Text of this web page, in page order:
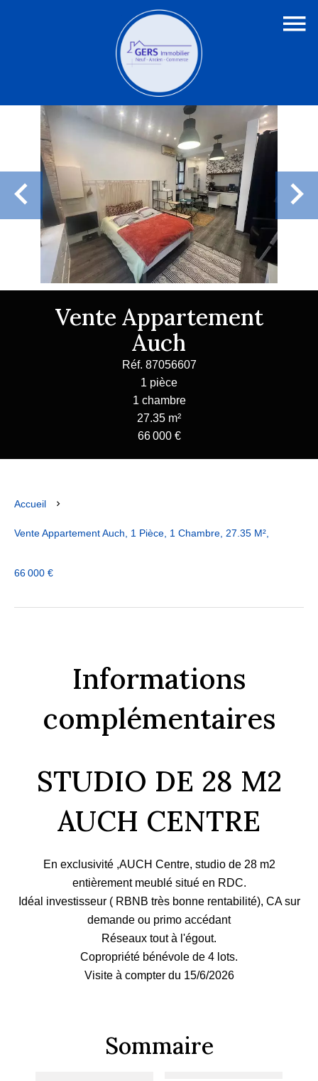
Vente Appartement
Auch
Réf. 87056607
1 pièce
1 chambre
27.35 m²
66 000 €
Accueil
Vente Appartement Auch, 1 Pièce, 1 Chambre, 27.35 M²,
66 000 €
Informations
complémentaires
STUDIO DE 28 M2
AUCH CENTRE
En exclusivité ,AUCH Centre, studio de 28 m2
entièrement meublé situé en RDC.
Idéal investisseur ( RBNB très bonne rentabilité), CA sur
demande ou primo accédant
Réseaux tout à l'égout.
Copropriété bénévole de 4 lots.
Visite à compter du 15/6/2026
Sommaire